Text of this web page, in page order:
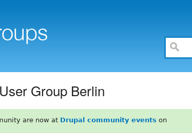
Group Berlin
are now at Drupal community events on